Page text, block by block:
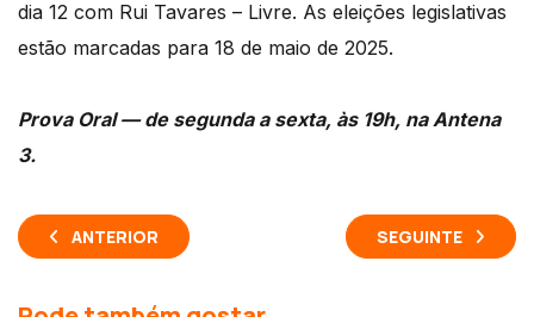
dia 12 com Rui Tavares – Livre. As eleições legislativas
estão marcadas para 18 de maio de 2025.
Prova Oral — de segunda a sexta, às 19h, na Antena
3.
ANTERIOR SEGUINTE